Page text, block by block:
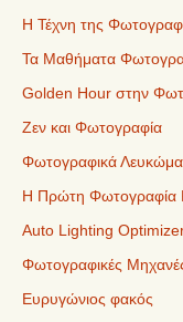
Η Τέχνη της
Τα Μαθήματα
Golden Hour στην
Ζεν και Φωτογραφία
Φωτογραφικά
Η Πρώτη Φωτογραφία
Auto Lighting
Φωτογραφικές
Ευρυγώνιος φακός